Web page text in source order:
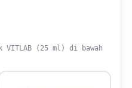
VITLAB (25 ml) di bawah